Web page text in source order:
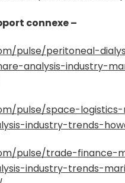
connexe –
pulse/peritoneal-
analysis-industry-
pulse/space-
industry-trends-
pulse/trade-finance-
industry-trends-